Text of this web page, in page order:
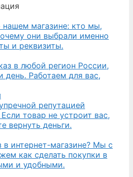
нашем магазине: кто мы,
они выбрали именно
и реквизиты.
в любой регион России,
день. Работаем для вас,
репутацией
товар не устроит вас,
вернуть деньги.
в интернет-магазине? Мы с
как сделать покупки в
и удобными.